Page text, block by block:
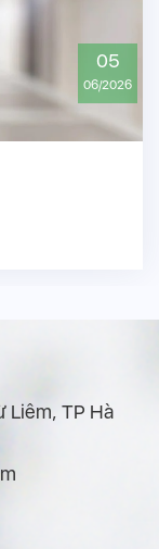
05
06/2026
Liêm, TP Hà